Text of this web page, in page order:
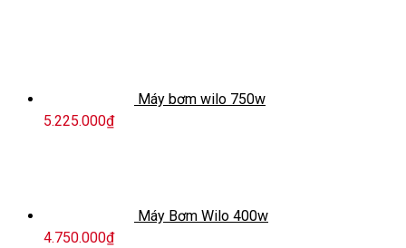
Máy bơm wilo 750w
5.225.000₫
Máy Bơm Wilo 400w
4.750.000₫